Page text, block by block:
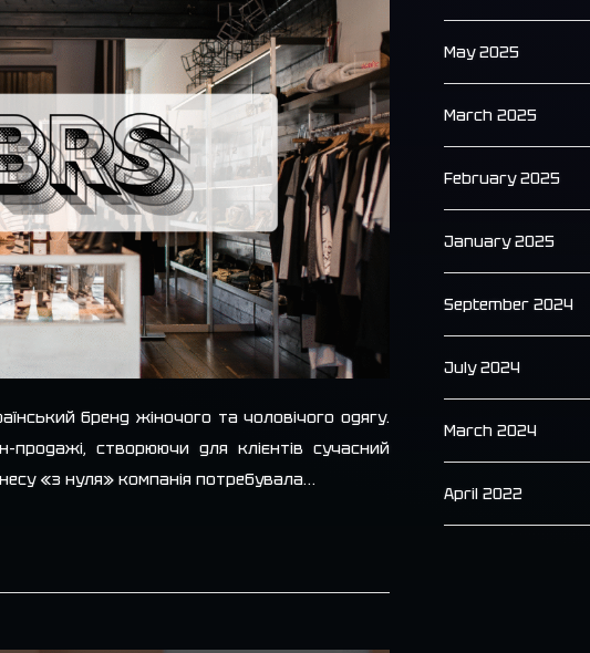
бренд жіночого та чоловічого одягу.
створюючи для клієнтів сучасний
«з нуля» компанія потребувала…
May 2025
March 2025
February 2025
January 2025
September 2024
July 2024
March 2024
April 2022